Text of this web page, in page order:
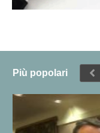
Più popolari